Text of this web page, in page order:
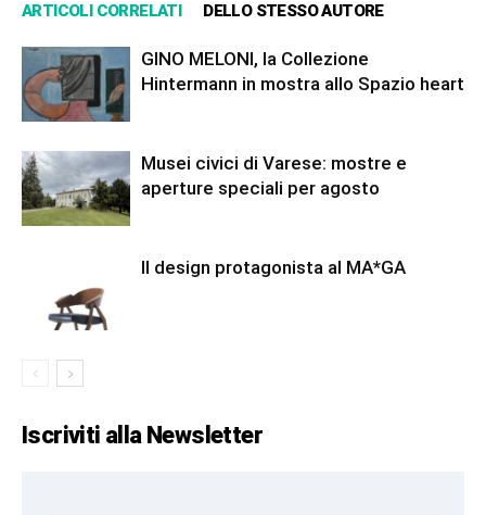
ARTICOLI CORRELATI DELLO STESSO AUTORE
GINO MELONI, la Collezione
Hintermann in mostra allo Spazio heart
Musei civici di Varese: mostre e
aperture speciali per agosto
Il design protagonista al MA*GA
Iscriviti alla Newsletter